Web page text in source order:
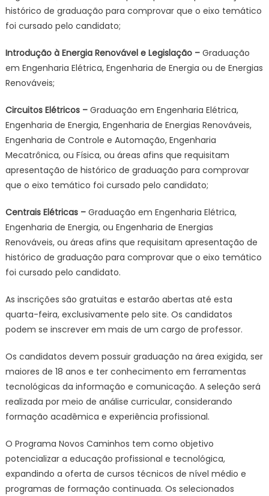
histórico de graduação para comprovar que o eixo temático
foi cursado pelo candidato;
Introdução à Energia Renovável e Legislação – Graduação
em Engenharia Elétrica, Engenharia de Energia ou de Energias
Renováveis;
Circuitos Elétricos – Graduação em Engenharia Elétrica,
Engenharia de Energia, Engenharia de Energias Renováveis,
Engenharia de Controle e Automação, Engenharia
Mecatrônica, ou Física, ou áreas afins que requisitam
apresentação de histórico de graduação para comprovar
que o eixo temático foi cursado pelo candidato;
Centrais Elétricas – Graduação em Engenharia Elétrica,
Engenharia de Energia, ou Engenharia de Energias
Renováveis, ou áreas afins que requisitam apresentação de
histórico de graduação para comprovar que o eixo temático
foi cursado pelo candidato.
As inscrições são gratuitas e estarão abertas até esta
quarta-feira, exclusivamente pelo site. Os candidatos
podem se inscrever em mais de um cargo de professor.
Os candidatos devem possuir graduação na área exigida, ser
maiores de 18 anos e ter conhecimento em ferramentas
tecnológicas da informação e comunicação. A seleção será
realizada por meio de análise curricular, considerando
formação acadêmica e experiência profissional.
O Programa Novos Caminhos tem como objetivo
potencializar a educação profissional e tecnológica,
expandindo a oferta de cursos técnicos de nível médio e
programas de formação continuada. Os selecionados